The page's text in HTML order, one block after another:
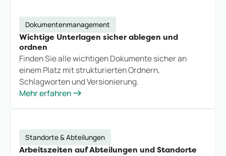
Dokumentenmanagement
Wichtige Unterlagen sicher ablegen und
ordnen
Finden Sie alle wichtigen Dokumente sicher an
einem Platz mit strukturierten Ordnern,
Schlagworten und Versionierung.
Mehr erfahren
Standorte & Abteilungen
Arbeitszeiten auf Abteilungen und Standorte